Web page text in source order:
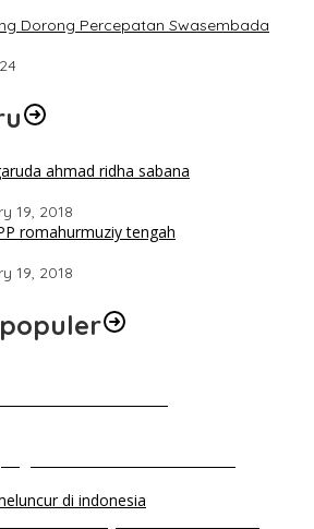
Dorong Percepatan Swasembada
19, 2018
19, 2018